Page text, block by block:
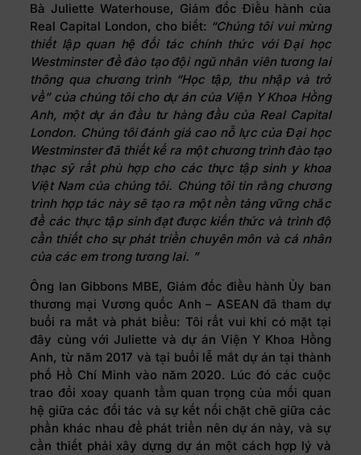
Bà Juliette Waterhouse, Giám đốc Điều hành của
Real Capital London, cho biết: “Chúng tôi vui mừng
thiết lập quan hệ đối tác chính thức với Đại học
Westminster để đào tạo đội ngũ nhân viên tương lai
thông qua chương trình “Học tập, thu nhập và trở
về” của chúng tôi cho dự án của Viện Y Khoa Hồng
Anh, một dự án đầu tư hàng đầu của Real Capital
London. Chúng tôi đánh giá cao nỗ lực của Đại học
Westminster đã thiết kế ra một chương trình đào tạo
thạc sỹ rất phù hợp cho các thực tập sinh y khoa
Việt Nam của chúng tôi. Chúng tôi tin rằng chương
trình hợp tác này sẽ tạo ra một nền tảng vững chắc
để các thực tập sinh đạt được kiến thức và trình độ
cần thiết cho sự phát triển chuyên môn và cá nhân
của các em trong tương lai. ”
Ông Ian Gibbons MBE, Giám đốc điều hành Ủy ban
thương mại Vương quốc Anh – ASEAN đã tham dự
buổi ra mắt và phát biểu: Tôi rất vui khi có mặt tại
đây cùng với Juliette và dự án Viện Y Khoa Hồng
Anh, từ năm 2017 và tại buổi lễ mắt dự án tại thành
phố Hồ Chí Minh vào năm 2020. Lúc đó các cuộc
trao đổi xoay quanh tầm quan trọng của mối quan
hệ giữa các đối tác và sự kết nối chặt chẽ giữa các
phần khác nhau để phát triển nên dự án này, và sự
cần thiết phải xây dựng dự án một cách hợp lý và